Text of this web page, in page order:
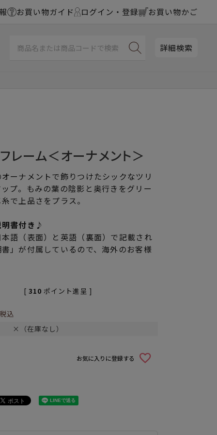
お買い物ガイド ログイン・登録 お買い物かご
詳細検索
レーム＜オーナメント＞
ーナメントで飾りつけたシックなツリ
プ。もみの葉の陰影と奥行きをグリー
で上品さをプラス。
明書付き♪
語（表面）と英語（裏面）で記載され
」が付属しているので、海外のお客様
税込
[ 310 ポイント進呈 ]
×（在庫なし）
お気に入りに登録する